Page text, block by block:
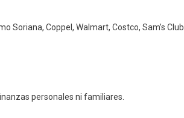
Soriana, Coppel, Walmart, Costco, Sam’s Club
personales ni familiares.